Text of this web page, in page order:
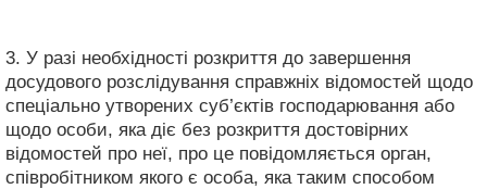
3. У разі необхідності розкриття до завершення
досудового розслідування справжніх відомостей щодо
спеціально утворених суб’єктів господарювання або
щодо особи, яка діє без розкриття достовірних
відомостей про неї, про це повідомляється орган,
співробітником якого є особа, яка таким способом